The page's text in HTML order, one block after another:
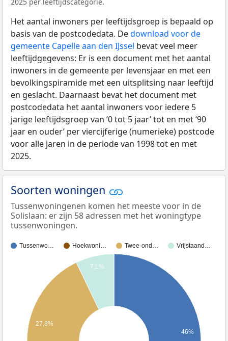
2025 per leeftijdscategorie.
Het aantal inwoners per leeftijdsgroep is bepaald op
basis van de postcodedata. Dedownload voor de
gemeente Capelle aan den IJssel bevat veel meer
leeftijdgegevens: Er is een document met het aantal
inwoners in de gemeente per levensjaar en met een
bevolkingspiramide met een uitsplitsing naar leeftijd
en geslacht. Daarnaast bevat het document met
postcodedata het aantal inwoners voor iedere 5
jarige leeftijdsgroep van ‘0 tot 5 jaar’ tot en met ‘90
jaar en ouder’ per viercijferige (numerieke) postcode
voor alle jaren in de periode van 1998 tot en met
2025.
Soorten woningen
Tussenwoningenen komen het meeste voor in de
Solislaan: er zijn 58 adressen met het woningtype
tussenwoningen.
Tussenwo… Hoekwoni… Twee-ond… Vrijstaand…
46%
7,1%
27,8%